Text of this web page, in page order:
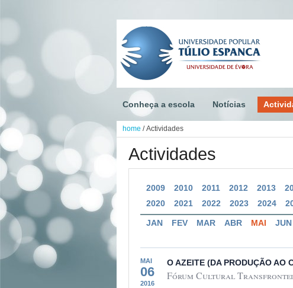
Conheça a escola Notícias
home / Actividades
Actividades
2009 2010 2011 2012 2013
2020
2021 2022 2023 2024
JAN FEV MAR ABR MAI JUN
MAI
06
2016
O AZEITE (DA PRODUÇÃO AO
Fórum Cultural